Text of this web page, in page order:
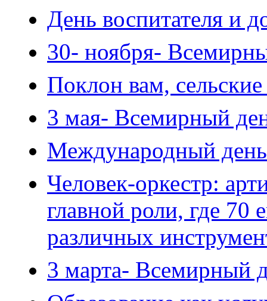
День воспитателя и
30- ноября-
Поклон вам,
3 мая- Всемирный
Международный день
Человек-оркестр:
главной роли, где 70
различных
3 марта- Всемирный